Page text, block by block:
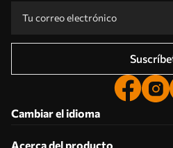
Cambiar el idioma
Acerca del producto